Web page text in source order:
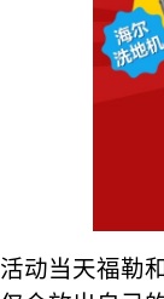
活动当天福勒